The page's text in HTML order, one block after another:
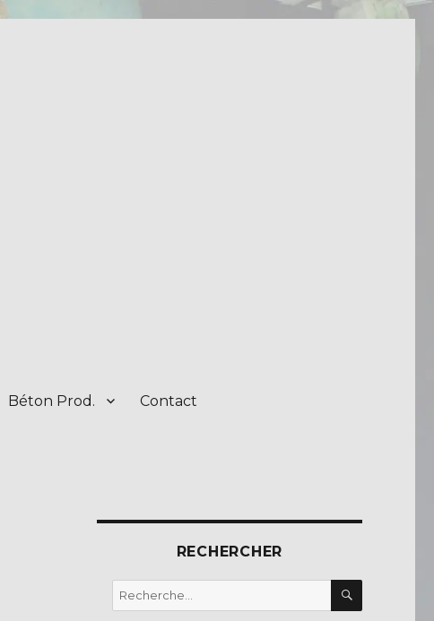
Béton Prod. Contact
RECHERCHER
Recherche
pour :